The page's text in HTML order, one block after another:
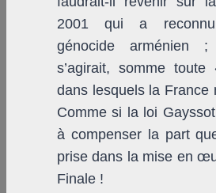
2001 qui a reconnu
génocide arménien
s’agirait, somme
dans lesquels la France
Comme si la loi
à compenser la part
prise dans la mise en
Finale !